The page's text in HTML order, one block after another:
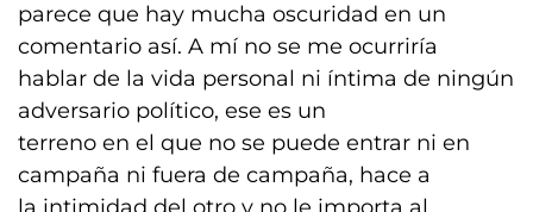
parece que hay mucha oscuridad en un
comentario así. A mí no se me ocurriría
hablar de la vida personal ni íntima de ningún
adversario político, ese es un
terreno en el que no se puede entrar ni en
campaña ni fuera de campaña, hace a